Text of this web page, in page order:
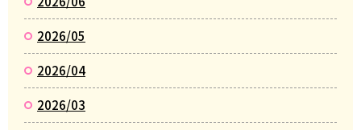
2026/05
2026/04
2026/03